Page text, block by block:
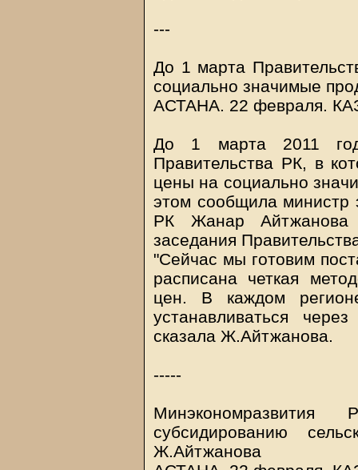
---
До 1 марта
социально значимые
АСТАНА. 22 февраля.
До 1 марта 2011
Правительства РК, в
цены на социально
этом сообщила министр
РК Жанар Айтжанова
заседания
"Сейчас мы готовим
расписана четкая
цен. В каждом
устанавливаться
сказала Ж.Айтжанова.
-----
субсидированию
Ж.Айтжанова